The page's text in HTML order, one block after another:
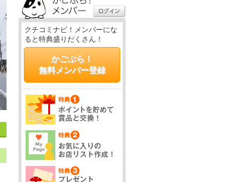
クチコミナビ！メンバーにな
ると特典盛りだくさん！
かごぶら！
無料メンバー登録